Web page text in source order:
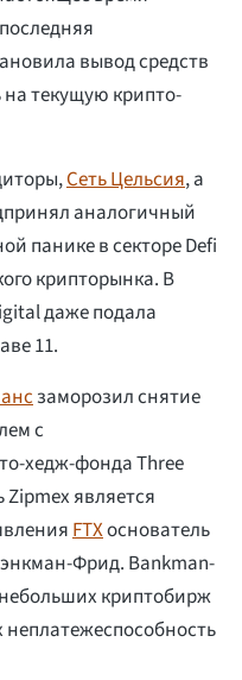
вывод средств
текущую крипто-
Сеть Цельсия, а
аналогичный
панике в секторе Defi
крипторынка. В
даже подала
11.
заморозил снятие
с
хедж-фонда Three
Zipmex является
FTXоснователь
Фрид. Bankman-
криптобирж